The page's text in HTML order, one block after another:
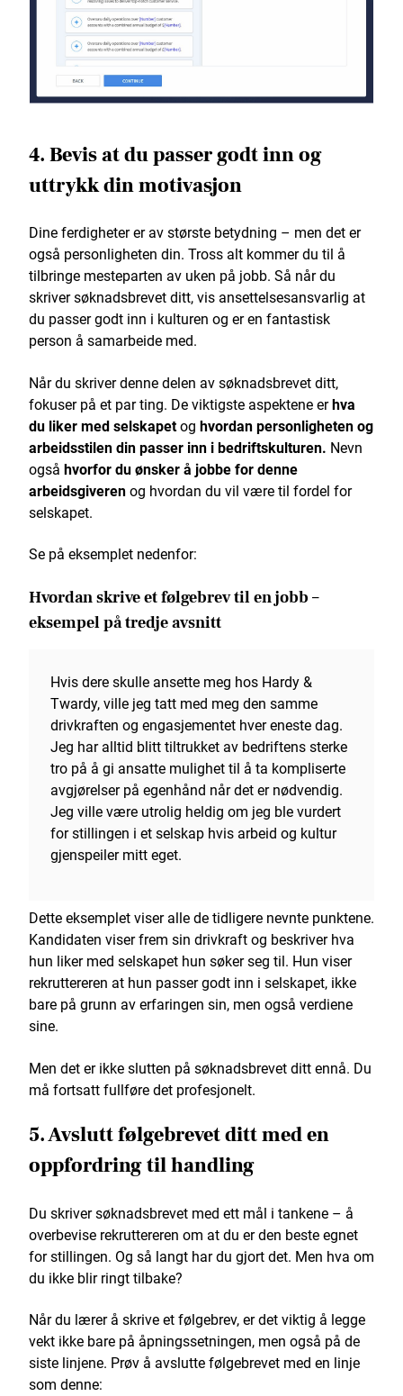
4. Bevis at du passer godt inn og
uttrykk din motivasjon
Dine ferdigheter er av største betydning – men det er
også personligheten din. Tross alt kommer du til å
tilbringe mesteparten av uken på jobb. Så når du
skriver søknadsbrevet ditt, vis ansettelsesansvarlig at
du passer godt inn i kulturen og er en fantastisk
person å samarbeide med.
Når du skriver denne delen av søknadsbrevet ditt,
fokuser på et par ting. De viktigste aspektene erhva
du liker med selskapetog hvordan personligheten og
arbeidsstilen din passer inn i bedriftskulturen. Nevn
også hvorfor du ønsker å jobbe for denne
arbeidsgiverenog hvordan du vil være til fordel for
selskapet.
Se på eksemplet nedenfor:
Hvordan skrive et følgebrev til en jobb –
eksempel på tredje avsnitt
Hvis dere skulle ansette meg hos Hardy &
Twardy, ville jeg tatt med meg den samme
drivkraften og engasjementet hver eneste dag.
Jeg har alltid blitt tiltrukket av bedriftens sterke
tro på å gi ansatte mulighet til å ta kompliserte
avgjørelser på egenhånd når det er nødvendig.
Jeg ville være utrolig heldig om jeg ble vurdert
for stillingen i et selskap hvis arbeid og kultur
gjenspeiler mitt eget.
Dette eksemplet viser alle de tidligere nevnte punktene.
Kandidaten viser frem sin drivkraft og beskriver hva
hun liker med selskapet hun søker seg til. Hun viser
rekruttereren at hun passer godt inn i selskapet, ikke
bare på grunn av erfaringen sin, men også verdiene
sine.
Men det er ikke slutten på søknadsbrevet ditt ennå. Du
må fortsatt fullføre det profesjonelt.
5. Avslutt følgebrevet ditt med en
oppfordring til handling
Du skriver søknadsbrevet med ett mål i tankene – å
overbevise rekruttereren om at du er den beste egnet
for stillingen. Og så langt har du gjort det. Men hva om
du ikke blir ringt tilbake?
Når du lærer å skrive et følgebrev, er det viktig å legge
vekt ikke bare på åpningssetningen, men også på de
siste linjene. Prøv å avslutte følgebrevet med en linje
som denne: